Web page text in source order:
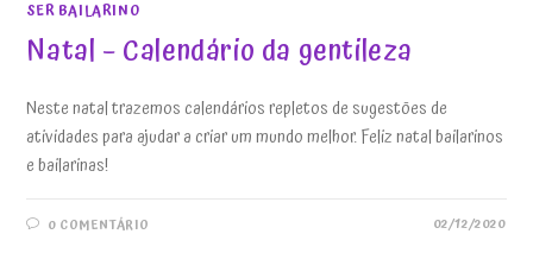
SER BAILARINO
Natal – Calendário da gentileza
Neste natal trazemos calendários repletos de sugestões de
atividades para ajudar a criar um mundo melhor. Feliz natal bailarinos
e bailarinas!
0 COMENTÁRIO 02/12/2020